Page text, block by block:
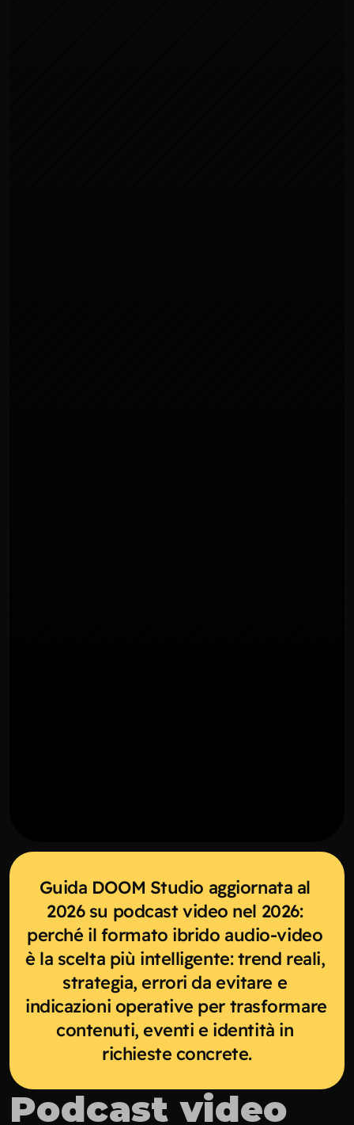
Guida DOOM Studio aggiornata al
2026 su podcast video nel 2026:
perché il formato ibrido audio-video
è la scelta più intelligente: trend reali,
strategia, errori da evitare e
indicazioni operative per trasformare
contenuti, eventi e identità in
richieste concrete.
Podcast video